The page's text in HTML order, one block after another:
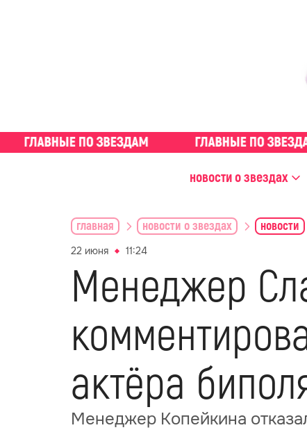
новости о звездах
главная новости о звездах новости
22 июня 11:24
Менеджер
актёра
Менеджер Копейкина